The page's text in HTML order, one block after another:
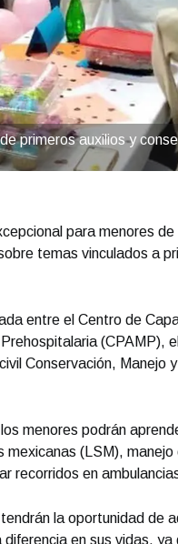
primeros auxilios y
para menores
temas vinculados a
entre el Centro de
(CPAMP),
Conservación, Manejo
menores podrán
mexicanas (LSM),
recorridos en
la oportunidad de
en sus vidas, ya
Portada Octubre 04